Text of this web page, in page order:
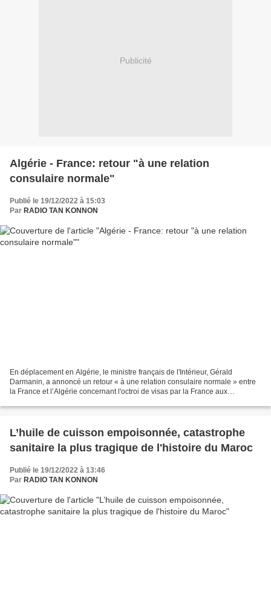
Publicité
Algérie - France: retour "à une relation
consulaire normale"
Publié le 19/12/2022 à 15:03
Par RADIO TAN KONNON
En déplacement en Algérie, le ministre français de l'Intérieur, Gérald
Darmanin, a annoncé un retour « à une relation consulaire normale » entre
la France et l’Algérie concernant l'octroi de visas par la France aux
L’huile de cuisson empoisonnée, catastrophe
sanitaire la plus tragique de l'histoire du Maroc
Publié le 19/12/2022 à 13:46
Par RADIO TAN KONNON